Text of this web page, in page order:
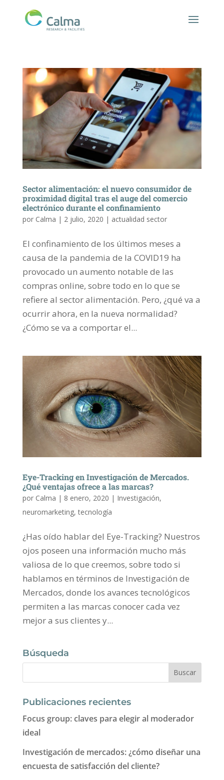
Sector alimentación: el nuevo consumidor de
proximidad digital tras el auge del comercio
electrónico durante el confinamiento
por Calma | 2 julio, 2020 | actualidad sector
El confinamiento de los últimos meses a
causa de la pandemia de la COVID19 ha
provocado un aumento notable de las
compras online, sobre todo en lo que se
refiere al sector alimentación. Pero, ¿qué va a
ocurrir ahora, en la nueva normalidad?
¿Cómo se va a comportar el...
Eye-Tracking en Investigación de Mercados.
¿Qué ventajas ofrece a las marcas?
por Calma | 8 enero, 2020 | Investigación,
neuromarketing,tecnología
¿Has oído hablar del Eye-Tracking? Nuestros
ojos poseen una información mucho más
valiosa de lo que creemos, sobre todo si
hablamos en términos de Investigación de
Mercados, donde los avances tecnológicos
permiten a las marcas conocer cada vez
mejor a sus clientes y...
Búsqueda
Publicaciones recientes
Focus group: claves para elegir al moderador
ideal
Investigación de mercados: ¿cómo diseñar una
encuesta de satisfacción del cliente?